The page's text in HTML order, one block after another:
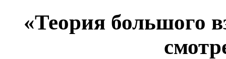
«Теория большого